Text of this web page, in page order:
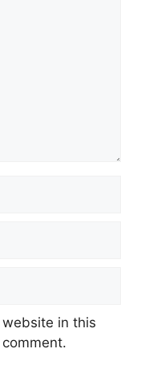
in this